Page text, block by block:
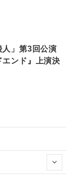
人」第3回公演
エンド』上演決